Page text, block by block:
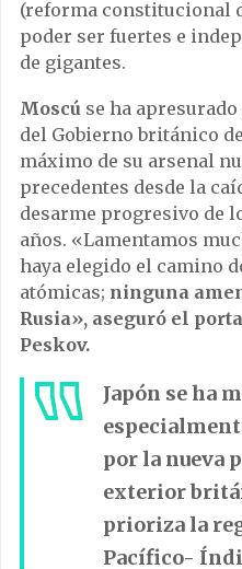
(reforma constitucional
poder ser fuertes e
de gigantes.
Moscú se ha
del Gobierno británico
máximo de su arsenal
precedentes desde la
desarme progresivo de
años. «Lamentamos
haya elegido el camino
atómicas; ninguna
Rusia», aseguró el
Peskov.
Japón seha
por la nueva
exterior
prioriza la
Pacífico-